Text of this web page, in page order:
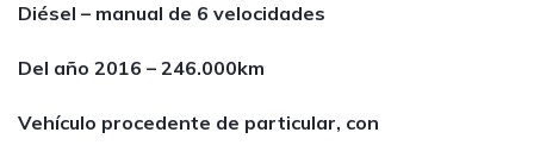
Diésel – manual de 6 velocidades
Del año 2016 – 246.000km
Vehículo procedente de particular, con